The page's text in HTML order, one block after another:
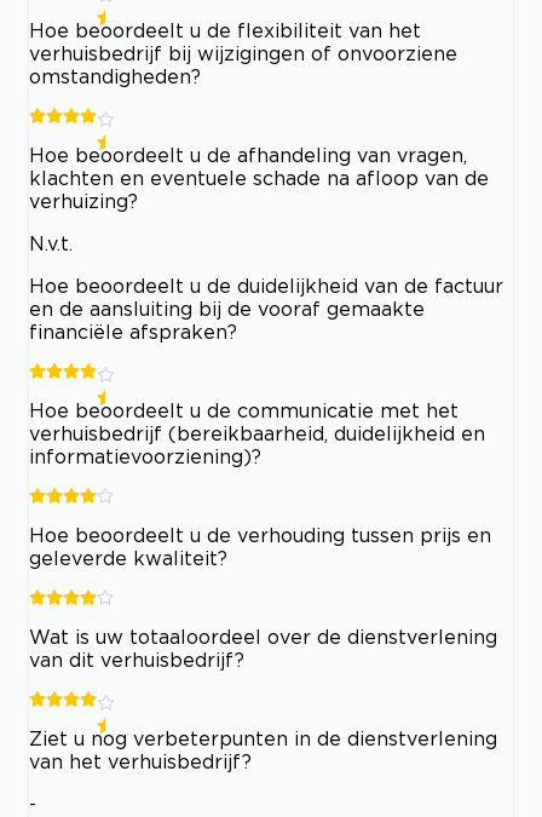
Hoe beoordeelt u de flexibiliteit van het
verhuisbedrijf bij wijzigingen of onvoorziene
omstandigheden?
Hoe beoordeelt u de afhandeling van vragen,
klachten en eventuele schade na afloop van de
verhuizing?
N.v.t.
Hoe beoordeelt u de duidelijkheid van de factuur
en de aansluiting bij de vooraf gemaakte
financiële afspraken?
Hoe beoordeelt u de communicatie met het
verhuisbedrijf (bereikbaarheid, duidelijkheid en
informatievoorziening)?
Hoe beoordeelt u de verhouding tussen prijs en
geleverde kwaliteit?
Wat is uw totaaloordeel over de dienstverlening
van dit verhuisbedrijf?
Ziet u nog verbeterpunten in de dienstverlening
van het verhuisbedrijf?
-